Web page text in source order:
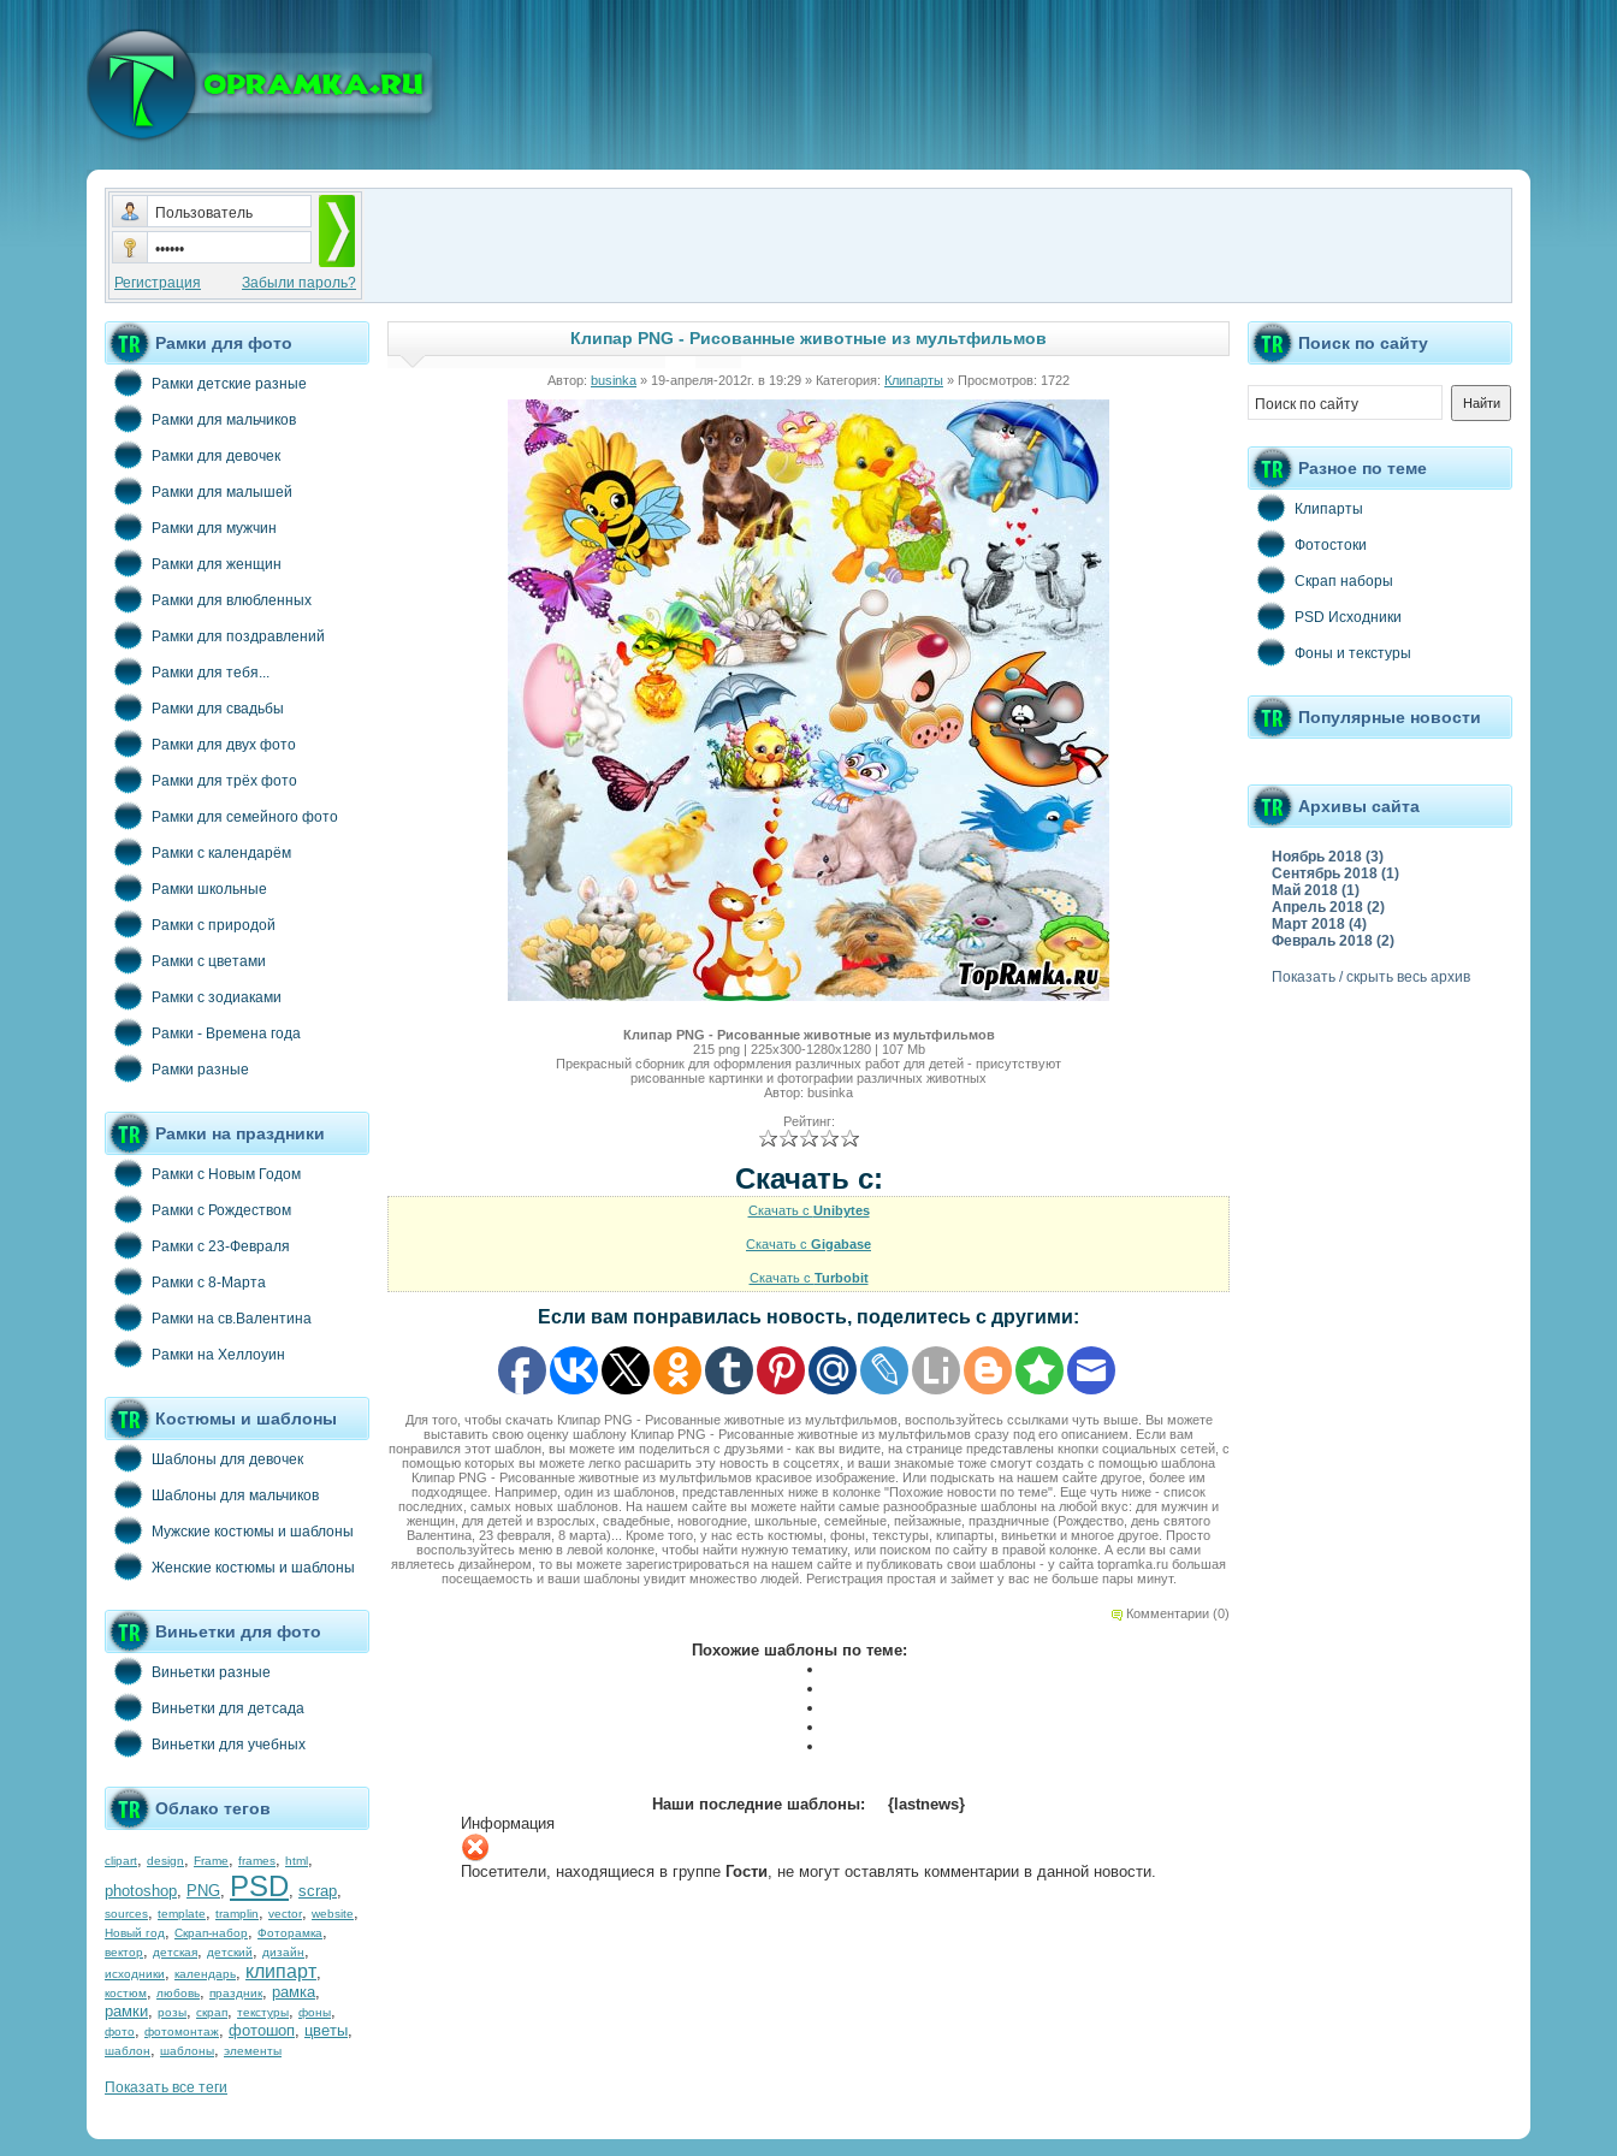
Регистрация Забыли пароль?
Рамки для фото
Рамки детские разные
Рамки для мальчиков
Рамки для девочек
Рамки для малышей
Рамки для мужчин
Рамки для женщин
Рамки для влюбленных
Рамки для поздравлений
Рамки для тебя...
Рамки для свадьбы
Рамки для двух фото
Рамки для трёх фото
Рамки для семейного фото
Рамки с календарём
Рамки школьные
Рамки с природой
Рамки с цветами
Рамки с зодиаками
Рамки - Времена года
Рамки разные
Рамки на праздники
Рамки с Новым Годом
Рамки с Рождеством
Рамки с 23-Февраля
Рамки с 8-Марта
Рамки на св.Валентина
Рамки на Хеллоуин
Костюмы и шаблоны
Шаблоны для девочек
Шаблоны для мальчиков
Мужские костюмы и шаблоны
Женские костюмы и шаблоны
Виньетки для фото
Виньетки разные
Виньетки для детсада
Виньетки для учебных
Облако тегов
clipart, design, Frame, frames, html,
photoshop, PNG, PSD, scrap,
sources, template, tramplin, vector, website,
Новый год, Скрап-набор, Фоторамка,
вектор, детская, детский, дизайн,
исходники, календарь, клипарт,
костюм, любовь, праздник, рамка,
рамки, розы, скрап, текстуры, фоны,
фото, фотомонтаж, фотошоп, цветы,
шаблон, шаблоны, элементы
Показать все теги
Клипар PNG - Рисованные животные из мультфильмов
Автор: businka » 19-апреля-2012г. в 19:29 » Категория: Клипарты » Просмотров: 1722
Клипар PNG - Рисованные животные из мультфильмов
215 png | 225x300-1280x1280 | 107 Mb
Прекрасный сборник для оформления различных работ для детей - присутствуют
рисованные картинки и фотографии различных животных
Автор: businka
Рейтинг:
Скачать с:
Скачать с Unibytes
Скачать с Gigabase
Скачать с Turbobit
Если вам понравилась новость, поделитесь с другими:
Для того, чтобы скачать Клипар PNG - Рисованные животные из мультфильмов, воспользуйтесь ссылками чуть выше. Вы можете
выставить свою оценку шаблону Клипар PNG - Рисованные животные из мультфильмов сразу под его описанием. Если вам
понравился этот шаблон, вы можете им поделиться с друзьями - как вы видите, на странице представлены кнопки социальных сетей, с
помощью которых вы можете легко расшарить эту новость в соцсетях, и ваши знакомые тоже смогут создать с помощью шаблона
Клипар PNG - Рисованные животные из мультфильмов красивое изображение. Или подыскать на нашем сайте другое, более им
подходящее. Например, один из шаблонов, представленных ниже в колонке "Похожие новости по теме". Еще чуть ниже - список
последних, самых новых шаблонов. На нашем сайте вы можете найти самые разнообразные шаблоны на любой вкус: для мужчин и
женщин, для детей и взрослых, свадебные, новогодние, школьные, семейные, пейзажные, праздничные (Рождество, день святого
Валентина, 23 февраля, 8 марта)... Кроме того, у нас есть костюмы, фоны, текстуры, клипарты, виньетки и многое другое. Просто
воспользуйтесь меню в левой колонке, чтобы найти нужную тематику, или поиском по сайту в правой колонке. А если вы сами
являетесь дизайнером, то вы можете зарегистрироваться на нашем сайте и публиковать свои шаблоны - у сайта topramka.ru большая
посещаемость и ваши шаблоны увидит множество людей. Регистрация простая и займет у вас не больше пары минут.
Комментарии (0)
Похожие шаблоны по теме:
Наши последние шаблоны:
{lastnews}
Информация
Посетители, находящиеся в группе Гости, не могут оставлять комментарии в данной новости.
Поиск по сайту
Разное по теме
Клипарты
Фотостоки
Скрап наборы
PSD Исходники
Фоны и текстуры
Популярные новости
Архивы сайта
Ноябрь 2018 (3)
Сентябрь 2018 (1)
Май 2018 (1)
Апрель 2018 (2)
Март 2018 (4)
Февраль 2018 (2)
Показать / скрыть весь архив